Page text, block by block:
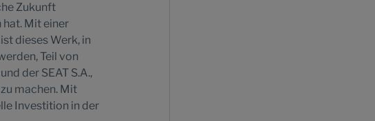
Zukunft
Mit einer
dieses Werk, in
Teil von
der SEAT S.A.,
machen. Mit
Investition in der